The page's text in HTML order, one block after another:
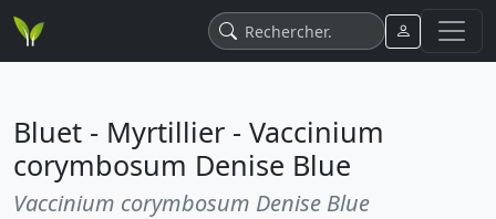
Bluet - Myrtillier - Vaccinium
corymbosum Denise Blue
Vaccinium corymbosum Denise Blue